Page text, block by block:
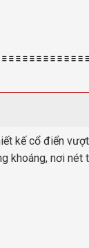
kế cổ điển
khoáng, nơi nét